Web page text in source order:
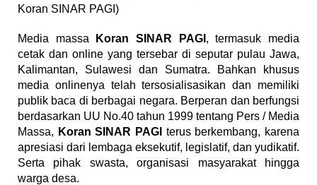
Koran SINAR PAGI)
Media massa Koran S INAR PAGI , termasuk media
cetak dan online yang tersebar di seputar pulau Jawa,
Kalimantan, Sulawesi dan Sumatra. Bahkan khusus
media onlinenya telah tersosialisasikan dan memiliki
publik baca di berbagai negara. Berperan dan berfungsi
berdasarkan UU No.40 tahun 1999 tentang Pers / Media
Massa, Koran SINAR PAGI terus berkembang, karena
apresiasi dari lembaga eksekutif, legislatif, dan yudikatif.
Serta pihak swasta, organisasi masyarakat hingga
warga desa.